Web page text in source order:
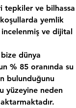
tepkiler ve bilhassa
yemlik
incelenmiş ve dijital
dünya
% 85 oranında su
bulunduğunu
yüzeyine neden